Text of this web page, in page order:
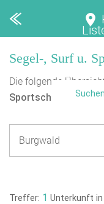
Segel-, Surf u.
Die folgende
Sportschule
in
Treffer: 1 Unterkunft in